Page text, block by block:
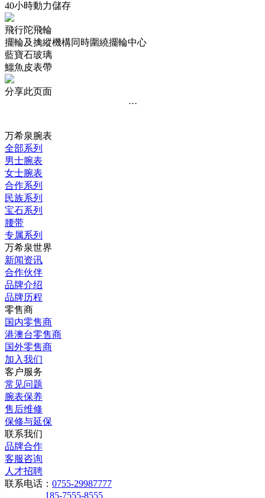
40小時動力儲存
飛行陀飛輪
擺輪及擒縱機構同時圍繞擺輪中心
藍寶石玻璃
鱷魚皮表帶
分享此页面
···
万希泉腕表
全部系列
男士腕表
女士腕表
合作系列
民族系列
宝石系列
腰带
专属系列
万希泉世界
新闻资讯
合作伙伴
品牌介绍
品牌历程
零售商
国内零售商
港澳台零售商
国外零售商
加入我们
客户服务
常见问题
腕表保养
售后维修
保修与延保
联系我们
品牌合作
客服咨询
人才招聘
联系电话： 0755-29987777
185-7555-8555